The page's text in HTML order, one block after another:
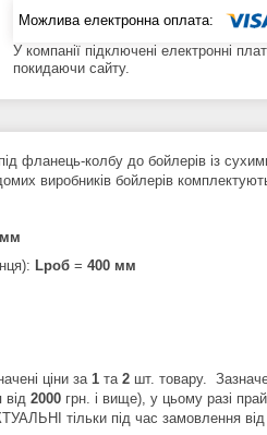
У компанії підключені електронні
покидаючи сайту.
під фланець-колбу до бойлерів із
виробників бойлерів
Lроб = 400 мм
ціни за 1 та 2 шт. товару.
2000 грн. і вище), у цьому разі
тільки під час замовлення від